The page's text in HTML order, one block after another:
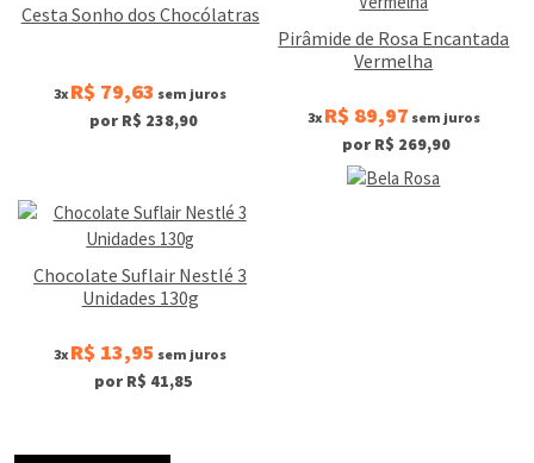
Cesta Sonho dos Chocólatras
3x R$ 79,63 sem juros
por R$ 238,90
Pirâmide de Rosa Encantada
Vermelha
3x R$ 89,97 sem juros
por R$ 269,90
Chocolate Suflair Nestlé 3
Unidades 130g
3x R$ 13,95 sem juros
por R$ 41,85